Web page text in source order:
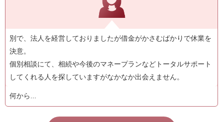
別で、法人を経営しておりましたが借金がかさむばかりで休業を
決意。
個別相談にて、相続や今後のマネープランなどトータルサポート
してくれる人を探していますがなかなか出会えません。
何から...